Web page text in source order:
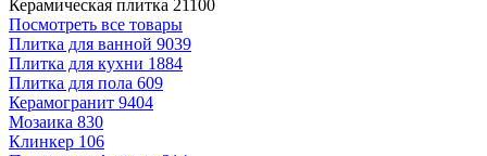
Керамическая плитка 21100
Посмотреть все товары
Плитка для ванной 9039
Плитка для кухни 1884
Плитка для пола 609
Керамогранит 9404
Мозаика 830
Клинкер 106